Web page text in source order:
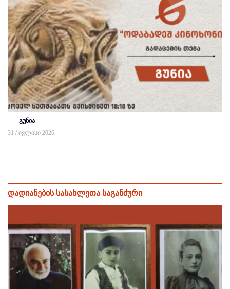
გუნია
31 / ივლისი 2026
დადიანების სასახლეთა საგანძური